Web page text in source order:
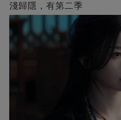
淺歸隱，有第二季